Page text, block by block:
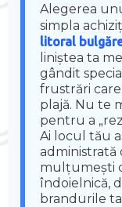
Alegerea
simpla
litoral
liniștea ta
gândit
frustrări
plajă. Nu te
pentru a
Ai locul tău
administrată
mulțumești
îndoielnică,
brandurile